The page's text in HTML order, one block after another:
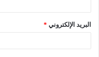
البريد الإلكتروني *